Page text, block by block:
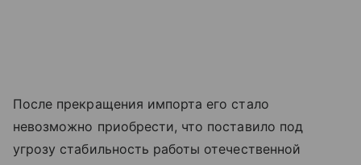
После прекращения импорта его стало
невозможно приобрести, что поставило под
угрозу стабильность работы отечественной